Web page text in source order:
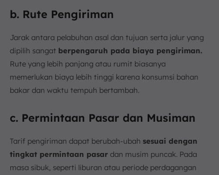
b. Rute Pengiriman
Jarak antara pelabuhan asal dan tujuan serta jalur yang
dipilih sangat berpengaruh pada biaya pengiriman.
Rute yang lebih panjang atau rumit biasanya
memerlukan biaya lebih tinggi karena konsumsi bahan
bakar dan waktu tempuh bertambah.
c. Permintaan Pasar dan Musiman
Tarif pengiriman dapat berubah-ubah sesuai dengan
tingkat permintaan pasar dan musim puncak. Pada
masa sibuk, seperti liburan atau periode perdagangan